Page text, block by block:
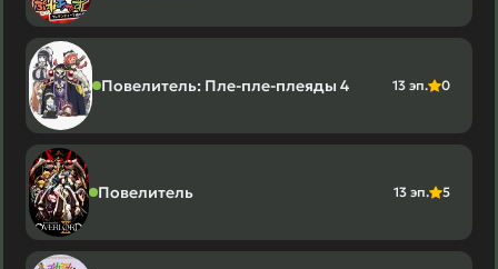
Повелитель: Пле-пле-плеяды 4 13 эп. 0
Повелитель 13 эп. 5